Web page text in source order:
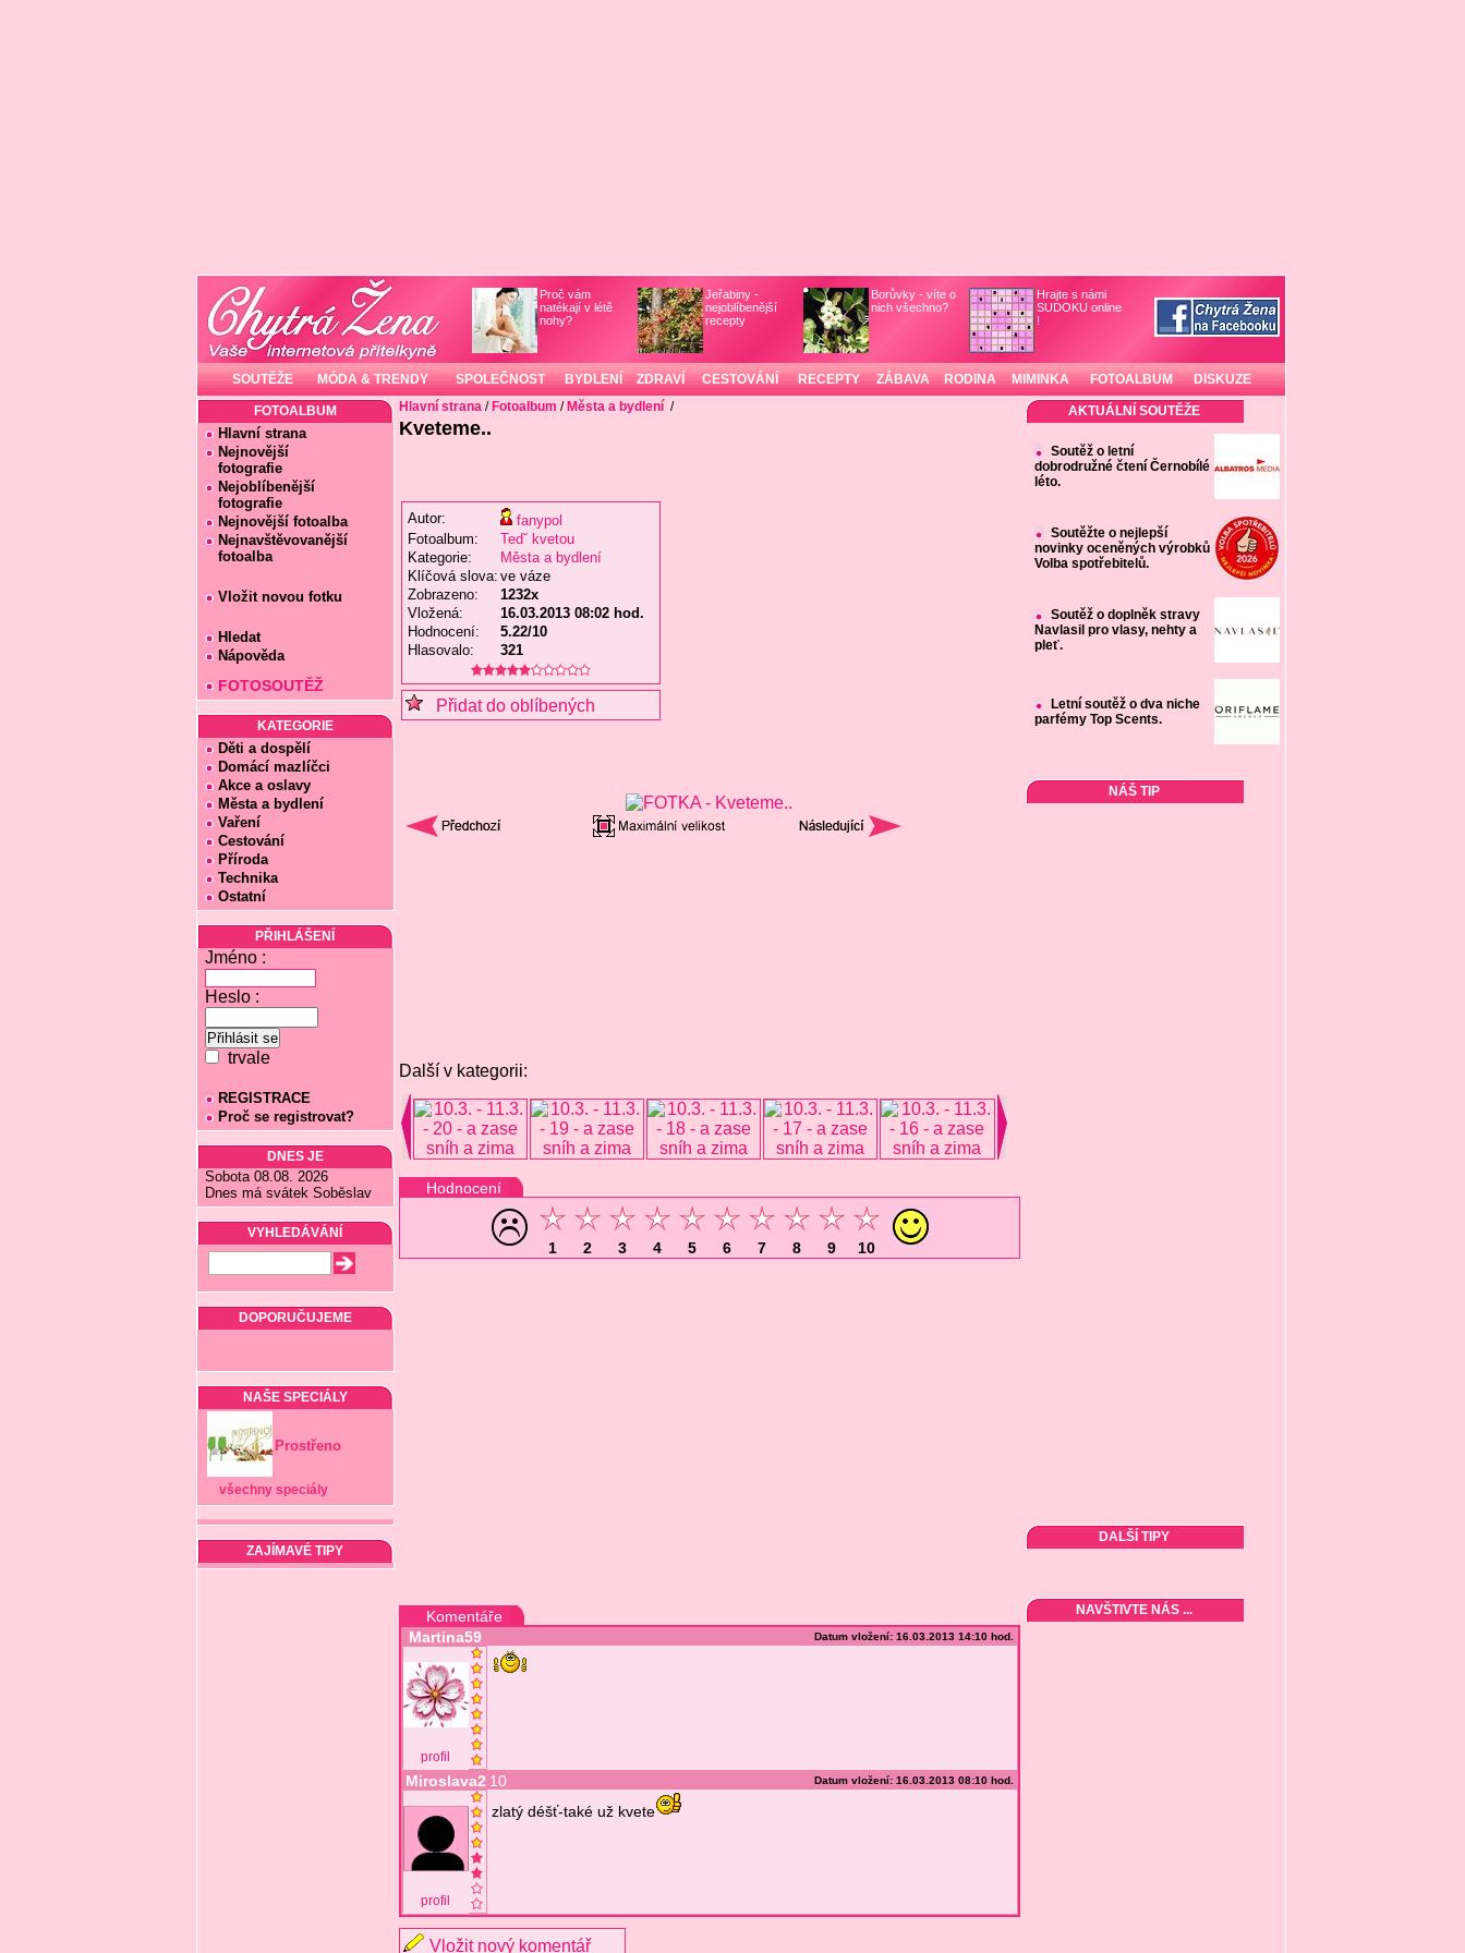
Proč vám
natékají v létě
nohy?
Jeřabiny -
nejoblíbenější
recepty
Borůvky - víte o
nich všechno?
Hrajte s námi
SUDOKU online
!
SOUTĚŽE MÓDA & TRENDY SPOLEČNOST BYDLENÍ ZDRAVÍ CESTOVÁNÍ RECEPTY ZÁBAVA RODINA MIMINKA FOTOALBUM DISKUZE
FOTOALBUM
Hlavní strana
Nejnovější
fotografie
Nejoblíbenější
fotografie
Nejnovější fotoalba
Nejnavštěvovanější
fotoalba
Vložit novou fotku
Hledat
Nápověda
FOTOSOUTĚŽ
KATEGORIE
Děti a dospělí
Domácí mazlíčci
Akce a oslavy
Města a bydlení
Vaření
Cestování
Příroda
Technika
Ostatní
PŘIHLÁŠENÍ
Jméno :
Heslo :
trvale
REGISTRACE
Proč se registrovat?
DNES JE
Sobota 08.08. 2026
Dnes má svátek Soběslav
VYHLEDÁVÁNÍ
DOPORUČUJEME
NAŠE SPECIÁLY
Prostřeno
všechny speciály
ZAJÍMAVÉ TIPY
Hlavní strana/ Fotoalbum / Města a bydlení /
Kveteme..
Autor:
fanypol
Fotoalbum:
Tedˇ kvetou
Kategorie:
Města a bydlení
Klíčová slova: ve váze
Zobrazeno:
1232x
Vložená:
16.03.2013 08:02 hod.
Hodnocení:
5.22/10
Hlasovalo:
321
Přidat do oblíbených
Další v kategorii:
Hodnocení
1 2 3 4 5 6 7 8 9 10
Komentáře
Martina59
Datum vložení: 16.03.2013 14:10 hod.
profil
Miroslava2 10 Datum vložení: 16.03.2013 08:10 hod.
profil
zlatý déšť-také už kvete
Vložit nový komentář
AKTUÁLNÍ SOUTĚŽE
Soutěž o letní
dobrodružné čtení Černobílé
léto.
Soutěžte o nejlepší
novinky oceněných výrobků
Volba spotřebitelů.
Soutěž o doplněk stravy
Navlasil pro vlasy, nehty a
pleť.
Letní soutěž o dva niche
parfémy Top Scents.
NÁŠ TIP
DALŠÍ TIPY
NAVŠTIVTE NÁS ...